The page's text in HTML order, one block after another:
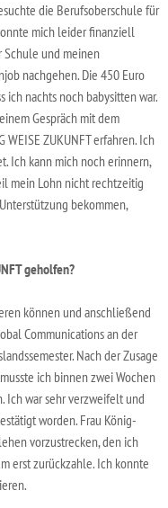
die Berufsoberschule für
mich leider finanziell
Schule und meinen
nachgehen. Die 450 Euro
ich nachts noch babysitten war.
Gespräch mit dem
ZUKUNFT erfahren. Ich
Ich kann mich noch erinnern,
mein Lohn nicht rechtzeitig
bekommen,
geholfen?
können und anschließend
Communications an der
Nach der Zusage
ich binnen zwei Wochen
Ich war sehr verzweifelt und
worden. Frau König-
vorzustrecken, den ich
erst zurückzahle. Ich konnte